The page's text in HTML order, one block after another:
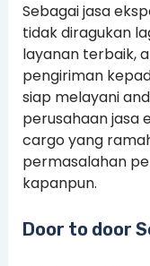
Sebagai jasa
tidak diragukan
layanan terbaik,
pengiriman
siap melayani
perusahaan jasa
cargo yang
permasalahan
kapanpun.
Door to door